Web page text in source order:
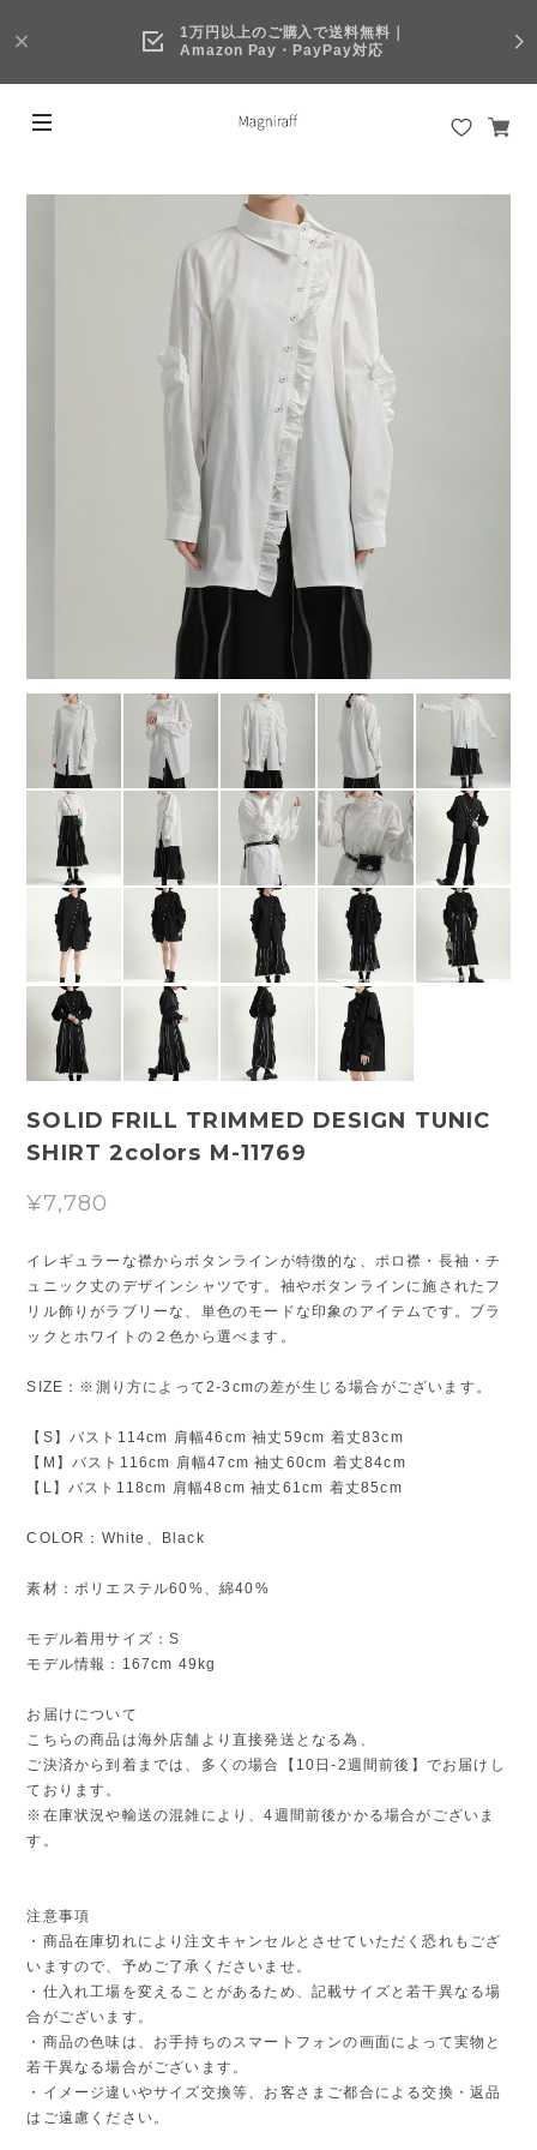
1万円以上のご購入で送料無料｜
Amazon Pay・PayPay対応
SOLID FRILL TRIMMED DESIGN TUNIC
SHIRT 2colors M-11769
¥7,780
イレギュラーな襟からボタンラインが特徴的な、ポロ襟・長袖・チ
ュニック丈のデザインシャツです。袖やボタンラインに施されたフ
リル飾りがラブリーな、単色のモードな印象のアイテムです。ブラ
ックとホワイトの２色から選べます。
SIZE：※測り方によって2-3cmの差が生じる場合がございます。
【S】バスト114cm 肩幅46cm 袖丈59cm 着丈83cm
【M】バスト116cm 肩幅47cm 袖丈60cm 着丈84cm
【L】バスト118cm 肩幅48cm 袖丈61cm 着丈85cm
COLOR：White、Black
素材：ポリエステル60%、綿40%
モデル着用サイズ：S
モデル情報：167cm 49kg
お届けについて
こちらの商品は海外店舗より直接発送となる為、
ご決済から到着までは、多くの場合【10日-2週間前後】でお届けし
ております。
※在庫状況や輸送の混雑により、4週間前後かかる場合がございま
す。
注意事項
・商品在庫切れにより注文キャンセルとさせていただく恐れもござ
いますので、予めご了承くださいませ。
・仕入れ工場を変えることがあるため、記載サイズと若干異なる場
合がございます。
・商品の色味は、お手持ちのスマートフォンの画面によって実物と
若干異なる場合がございます。
・イメージ違いやサイズ交換等、お客さまご都合による交換・返品
はご遠慮ください。